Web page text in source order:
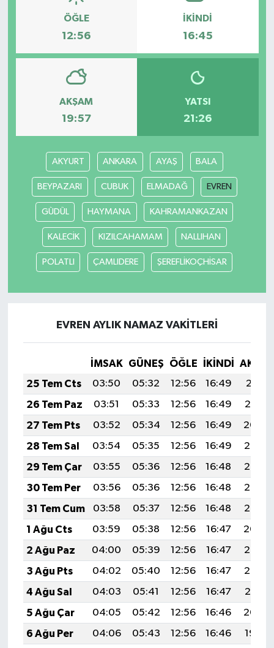
ÖĞLE
12:56
İKINDI
16:45
AKŞAM
19:57
YATSI
21:26
AKYURT ANKARA AYAŞ BALA
BEYPAZARI CUBUK ELMADAĞ EVREN
GÜDÜL HAYMANA KAHRAMANKAZAN
KALECİK KIZILCAHAMAM NALLIHAN
POLATLI ÇAMLIDERE ŞEREFLİKOÇHİSAR
EVREN AYLIK NAMAZ VAKITLERI
İMSAK GÜNEŞ ÖĞLE İKINDI
25 Tem Cts
03:50 05:32 12:56 16:49
20:11
26 Tem Paz
03:51 05:33 12:56 16:49
20:10
27 Tem Pts
03:52 05:34 12:56 16:49
20:09
28 Tem Sal
03:54 05:35 12:56 16:49
20:08
29 Tem Çar
03:55 05:36 12:56 16:48
20:07
30 Tem Per
03:56 05:36 12:56 16:48
20:06
31 Tem Cum
03:58 05:37 12:56 16:48
20:05
1 Ağu Cts
03:59 05:38 12:56 16:47
20:04
2 Ağu Paz
04:00 05:39 12:56 16:47
20:03
3 Ağu Pts
04:02 05:40 12:56 16:47
20:02
4 Ağu Sal
04:03 05:41 12:56 16:47
20:01
5 Ağu Çar
04:05 05:42 12:56 16:46
20:00
6 Ağu Per
04:06 05:43 12:56 16:46
19:59